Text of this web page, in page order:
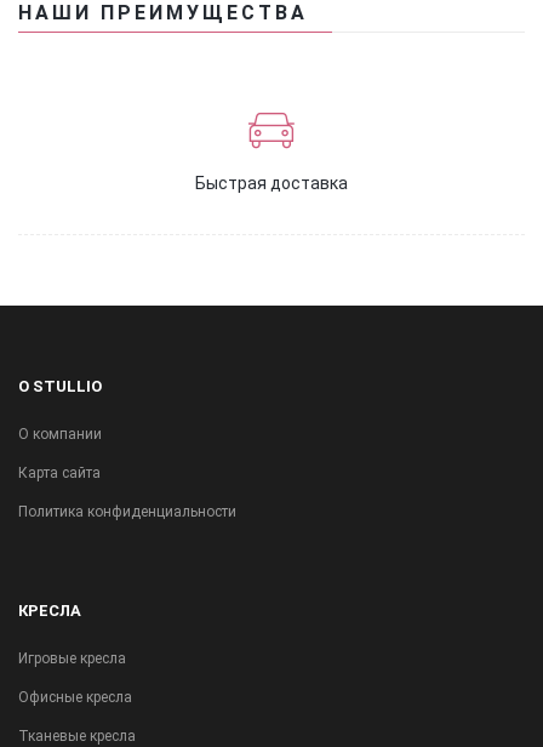
НАШИ ПРЕИМУЩЕСТВА
Быстрая доставка
О STULLIO
О компании
Карта сайта
Политика конфиденциальности
КРЕСЛА
Игровые кресла
Офисные кресла
Тканевые кресла